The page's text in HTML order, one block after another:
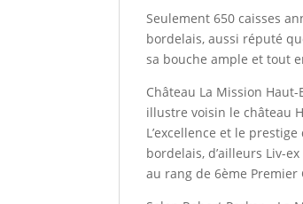
Seulement 650 caisses
bordelais, aussi réputé
sa bouche ample et tout
Château La Mission
illustre voisin le château
L’excellence et le
bordelais, d’ailleurs Liv-
au rang de 6ème Premier